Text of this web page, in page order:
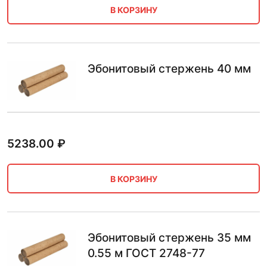
В КОРЗИНУ
Эбонитовый стержень 40 мм
5238.00 ₽
В КОРЗИНУ
Эбонитовый стержень 35 мм
0.55 м ГОСТ 2748-77